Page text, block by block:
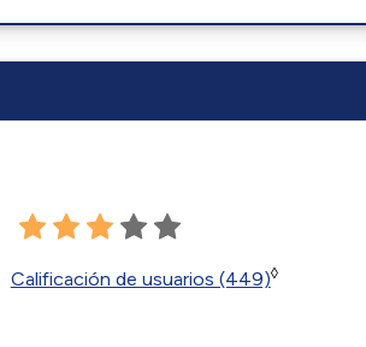
Calificación de usuarios (449)◊